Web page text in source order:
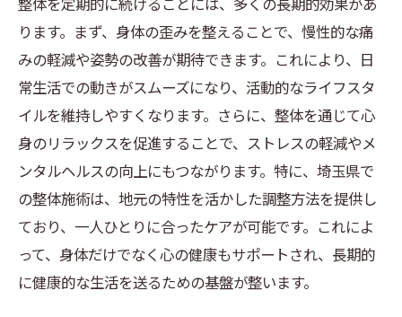
ります。まず、身体の歪みを整えることで、慢性的な痛
みの軽減や姿勢の改善が期待できます。これにより、日
常生活での動きがスムーズになり、活動的なライフスタ
イルを維持しやすくなります。さらに、整体を通じて心
身のリラックスを促進することで、ストレスの軽減やメ
ンタルヘルスの向上にもつながります。特に、埼玉県で
の整体施術は、地元の特性を活かした調整方法を提供し
ており、一人ひとりに合ったケアが可能です。これによ
って、身体だけでなく心の健康もサポートされ、長期的
に健康的な生活を送るための基盤が整います。